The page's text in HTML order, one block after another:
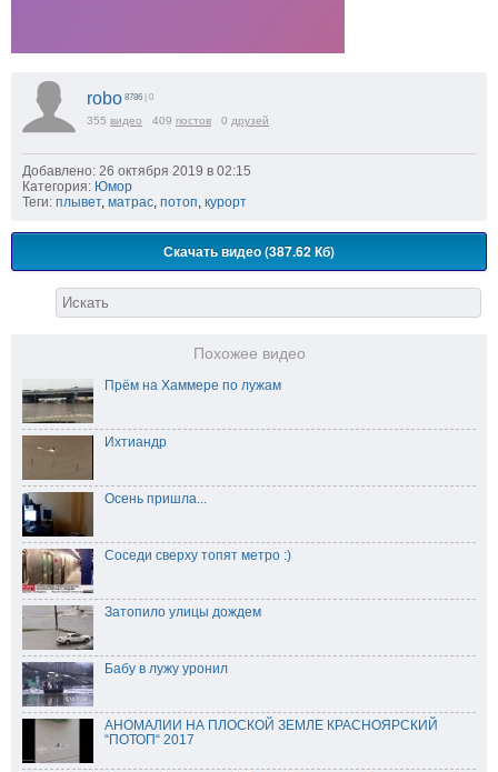
robo 8786 | 0
355 видео 409 постов 0 друзей
Добавлено: 26 октября 2019 в 02:15
Категория: Юмор
Теги: плывет, матрас потоп курорт
Скачать видео (387.62 Кб)
Похожее видео
Прём на Хаммере по лужам
Ихтиандр
Осень пришла...
Соседи сверху топят метро :)
Затопило улицы дождем
Бабу в лужу уронил
АНОМАЛИИ НА ПЛОСКОЙ ЗЕМЛЕ КРАСНОЯРСКИЙ
“ПОТОП“ 2017